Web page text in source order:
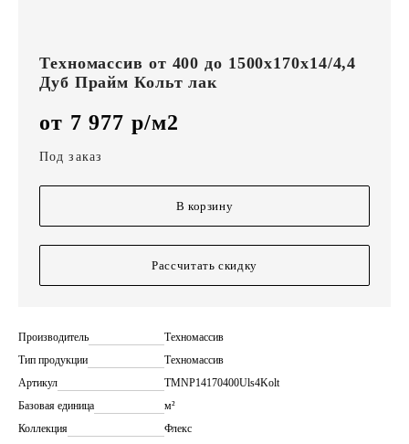
Техномассив от 400 до 1500х170х14/4,4
Дуб Прайм Кольт лак
от 7 977 р/м2
Под заказ
В корзину
Рассчитать скидку
Производитель
Техномассив
Тип продукции
Техномассив
Артикул
TMNP14170400Uls4Kolt
Базовая единица
м²
Коллекция
Флекс